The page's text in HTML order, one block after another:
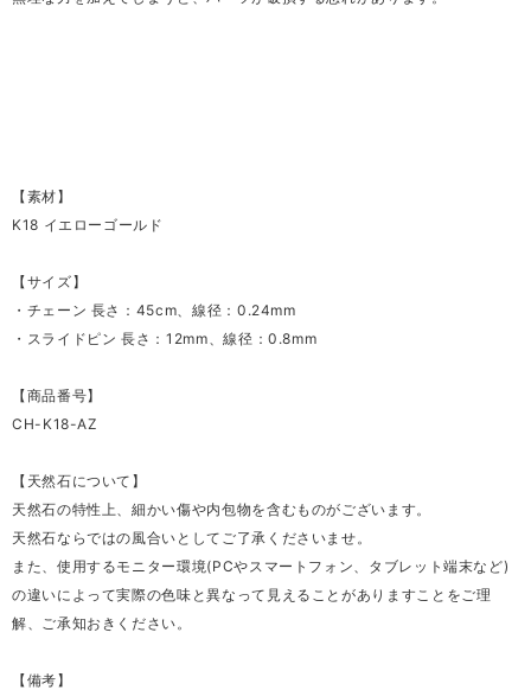
【素材】
K18 イエローゴールド
【サイズ】
・チェーン 長さ：45cm、線径：0.24mm
・スライドピン 長さ：12mm、線径：0.8mm
【商品番号】
CH-K18-AZ
【天然石について】
天然石の特性上、細かい傷や内包物を含むものがございます。
天然石ならではの風合いとしてご了承くださいませ。
また、使用するモニター環境(PCやスマートフォン、タブレット端末など)
の違いによって実際の色味と異なって見えることがありますことをご理
解、ご承知おきください。
【備考】